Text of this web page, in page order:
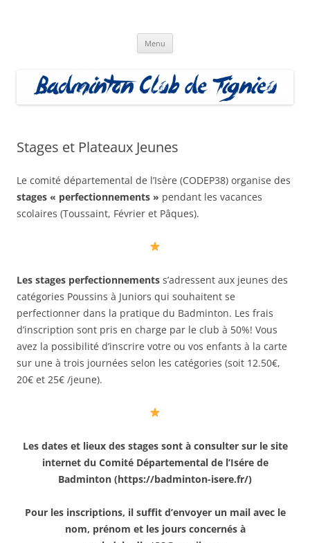
Menu
Stages et Plateaux Jeunes
Le comité départemental de l’Isère (CODEP38) organise des
stages « perfectionnements » pendant les vacances
scolaires (Toussaint, Février et Pâques).
Les stages perfectionnements s’adressent aux jeunes des
catégories Poussins à Juniors qui souhaitent se
perfectionner dans la pratique du Badminton. Les frais
d’inscription sont pris en charge par le club à 50%! Vous
avez la possibilité d’inscrire votre ou vos enfants à la carte
sur une à trois journées selon les catégories (soit 12.50€,
20€ et 25€ /jeune).
Les dates et lieux des stages sont à consulter sur le site
internet du Comité Départemental de l’Isére de
Badminton (https://badminton-isere.fr/)
Pour les inscriptions, il suffit d’envoyer un mail avec le
nom, prénom et les jours concernés à